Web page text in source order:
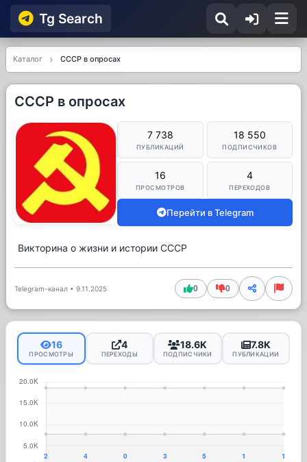
Tg Searсh
Каталог СССР в опросах
СССР в опросах
7 738
ПУБЛИКАЦИЙ
18 550
ПОДПИСЧИКОВ
16
ПРОСМОТРОВ
4
ПЕРЕХОДОВ
Перейти в Telegram
Викторина о жизни и истории СССР
Telegram-канал • 9.11.2025 0 0
16
ПРОСМОТРЫ
4
ПЕРЕХОДЫ
18.6K
ПОДПИСЧИКИ
7.8K
ПУБЛИКАЦИИ